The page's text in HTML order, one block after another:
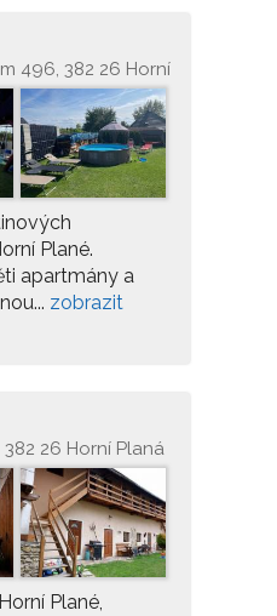
496, 382 26 Horní
Plané.
apartmány a
zobrazit
382 26 Horní Planá
Plané,